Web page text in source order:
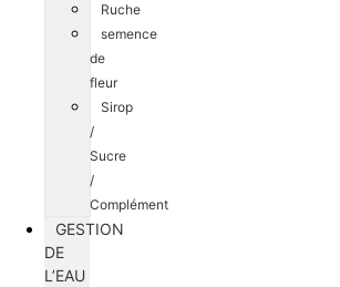
Ruche
semence
de
fleur
Sirop
/
Sucre
/
Complément
GESTION
DE
L’EAU